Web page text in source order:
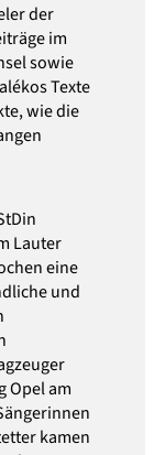
der
im
sowie
Texte
wie die
Lauter
eine
und
Opel am
kamen